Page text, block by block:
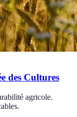
des Cultures
agricole.